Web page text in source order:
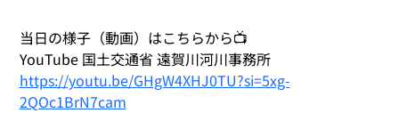
当日の様子（動画）はこちらから📺
YouTube 国土交通省 遠賀川河川事務所
https://youtu.be/GHgW4XHJ0TU?si=5xg-
2QOc1BrN7cam